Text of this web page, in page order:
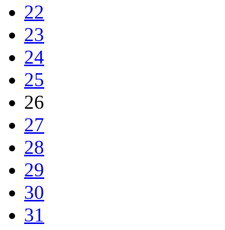
22
23
24
25
26
27
28
29
30
31